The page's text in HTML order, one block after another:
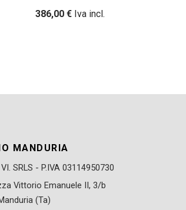
386,00€ Iva incl.
MANDURIA
SRLS - P.IVA 03114950730
Vittorio Emanuele II, 3/b
(Ta)